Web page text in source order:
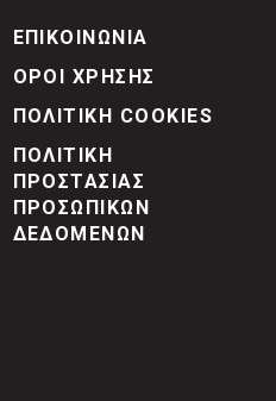
ΕΠΙΚΟΙΝΩΝΙΑ
ΟΡΟΙ ΧΡΗΣΗΣ
ΠΟΛΙΤΙΚΗ COOKIES
ΠΟΛΙΤΙΚΗ
ΠΡΟΣΤΑΣΙΑΣ
ΠΡΟΣΩΠΙΚΩΝ
ΔΕΔΟΜΕΝΩΝ